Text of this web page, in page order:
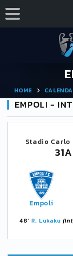
HOME
EMPOLI -
Stadio
Empoli
48' R. Lukaku